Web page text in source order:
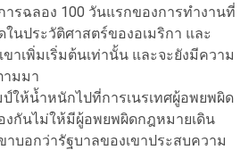
ารฉลอง 100 วันแรกของการทำงานที่
นประวัติศาสตร์ของอเมริกา และ
าเพิ่มเริ่มต้นเท่านั้น และจะยังมีความ
ามมา
ให้น้ำหนักไปที่การเนรเทศผู้อพยพผิด
งกันไม่ให้มีผู้อพยพผิดกฎหมายเดิน
าบอกว่ารัฐบาลของเขาประสบความ